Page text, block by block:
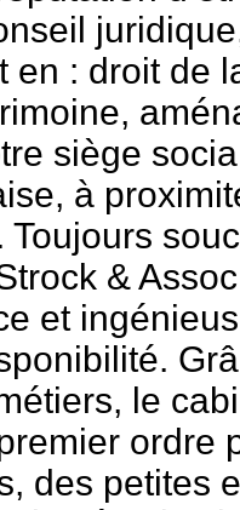
en : droit de
siège
à
Toujours
&
et
le
ordre
des petites